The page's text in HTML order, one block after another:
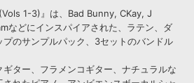
1-3)』は、Bad Bunny, CKay, J
などにインスパイアされた、ラテン、ダ
プのサンプルパック、3セットのバンドル
ター、フラメンコギター、ナチュラルな